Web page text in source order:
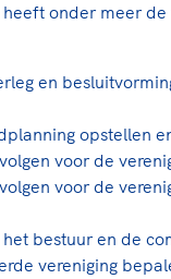
onder meer de
en
opstellen
voor de
voor de
bestuur en de
vereniging